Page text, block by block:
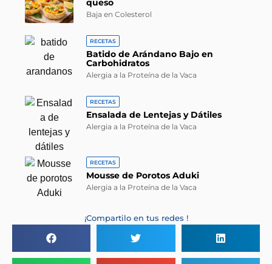
queso
Baja en Colesterol
RECETAS
Batido de Arándano Bajo en
Carbohidratos
Alergia a la Proteína de la Vaca
RECETAS
Ensalada de Lentejas y Dátiles
Alergia a la Proteína de la Vaca
RECETAS
Mousse de Porotos Aduki
Alergia a la Proteína de la Vaca
¡Compartilo en tus redes !